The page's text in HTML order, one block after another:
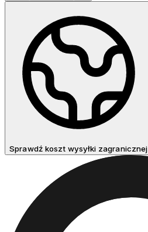
Sprawdź koszt wysyłki zagranicznej